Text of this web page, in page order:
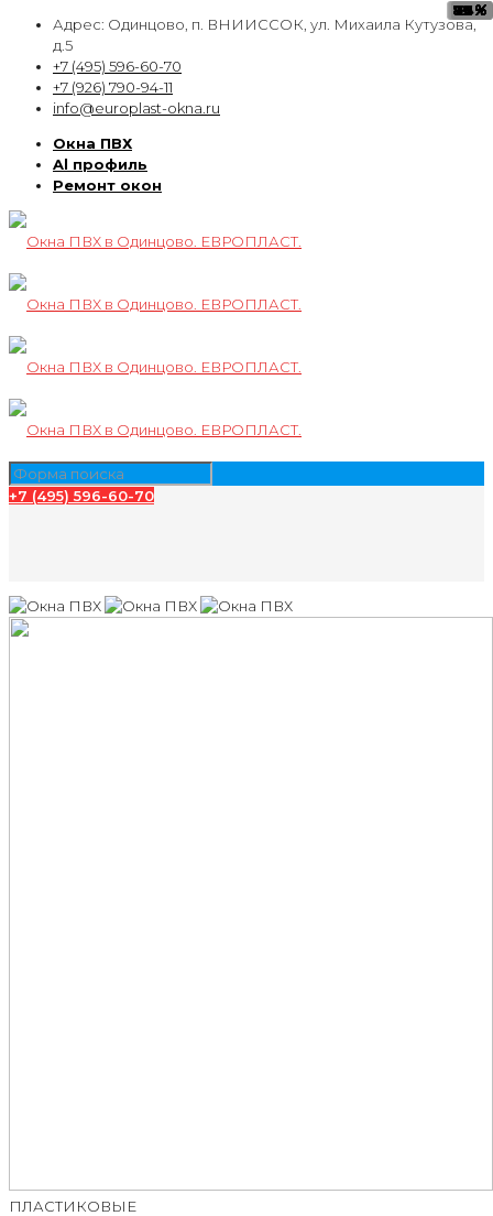
Адрес: Одинцово, п. ВНИИССОК, ул. Михаила Кутузова,
д.5
+7 (495) 596-60-70
+7 (926) 790-94-11
info@europlast-okna.ru
Окна ПВХ
Al профиль
Ремонт окон
+7 (495) 596-60-70
ПЛАСТИКОВЫЕ
89%
83%
81%
77%
81%
74%
75%
79%
82%
74%
72%
76%